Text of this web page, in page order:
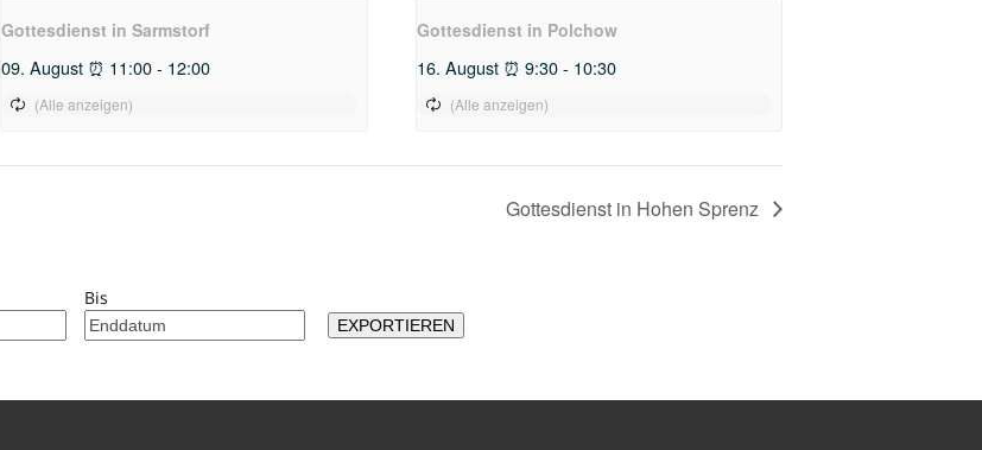
Gottesdienst in Sarmstorf
09. August ⏰ 11:00 - 12:00
Gottesdienst in Polchow
16. August ⏰ 9:30- 10:30
Gottesdienst in Hohen Sprenz
Bis